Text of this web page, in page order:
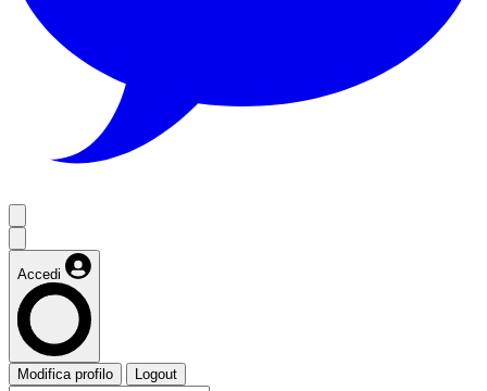
Accedi
Modifica profilo Logout